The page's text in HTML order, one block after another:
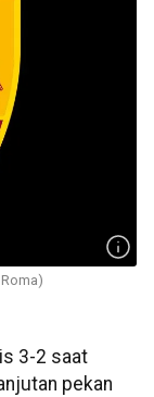
3-2 saat
pekan